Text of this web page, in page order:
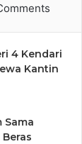
4 Kendari
Kantin
Sama